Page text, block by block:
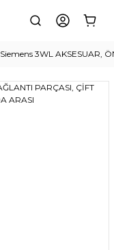
Siemens 3WL AKSESUAR,